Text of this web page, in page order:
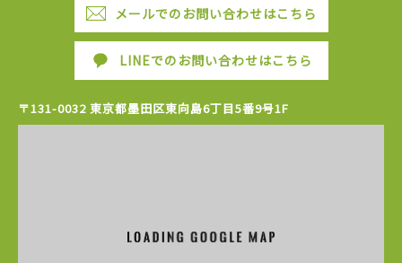
メールでのお問い合わせはこちら
LINEでのお問い合わせはこちら
〒131-0032 東京都墨田区東向島6丁目5番9号1F